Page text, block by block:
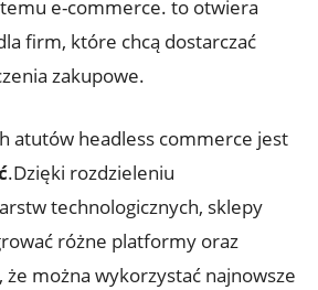
e-commerce. ⁤to otwiera
firm, które chcą ⁤dostarczać
zakupowe.
atutów headless commerce⁣ jest⁤
.Dzięki rozdzieleniu
technologicznych,‌ sklepy
różne platformy oraz
że można wykorzystać ‌najnowsze⁤